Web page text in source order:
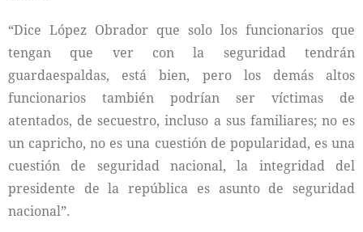
“Dice López Obrador que solo los funcionarios que
tengan que ver con la seguridad tendrán
guardaespaldas, está bien, pero los demás altos
funcionarios también podrían ser víctimas de
atentados, de secuestro, incluso a sus familiares; no es
un capricho, no es una cuestión de popularidad, es una
cuestión de seguridad nacional, la integridad del
presidente de la república es asunto de seguridad
nacional”.